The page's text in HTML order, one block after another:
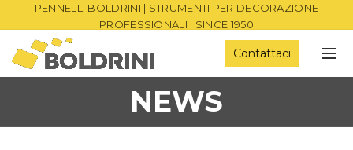
PENNELLI BOLDRINI | STRUMENTI PER DECORAZIONE
PROFESSIONALI | SINCE 1950
Contattaci
NEWS